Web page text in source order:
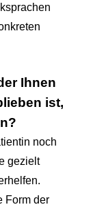
Ihnen
ist,
noch
gezielt
Form der